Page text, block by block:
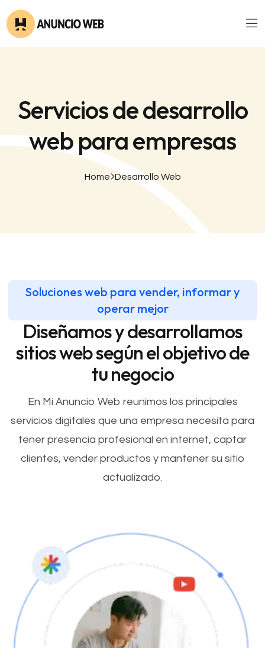
Servicios de desarrollo
web para empresas
Home Desarrollo Web
Soluciones web para vender, informar y
operar mejor
Diseñamos y desarrollamos
sitios web según el objetivo de
tu negocio
En Mi Anuncio Web reunimos los principales
servicios digitales que una empresa necesita para
tener presencia profesional en internet, captar
clientes, vender productos y mantener su sitio
actualizado.